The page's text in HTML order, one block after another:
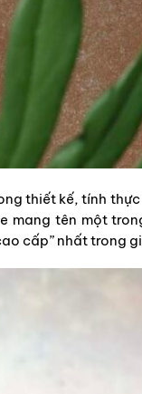
thiết kế, tính
mang tên một
cấp” nhất trong